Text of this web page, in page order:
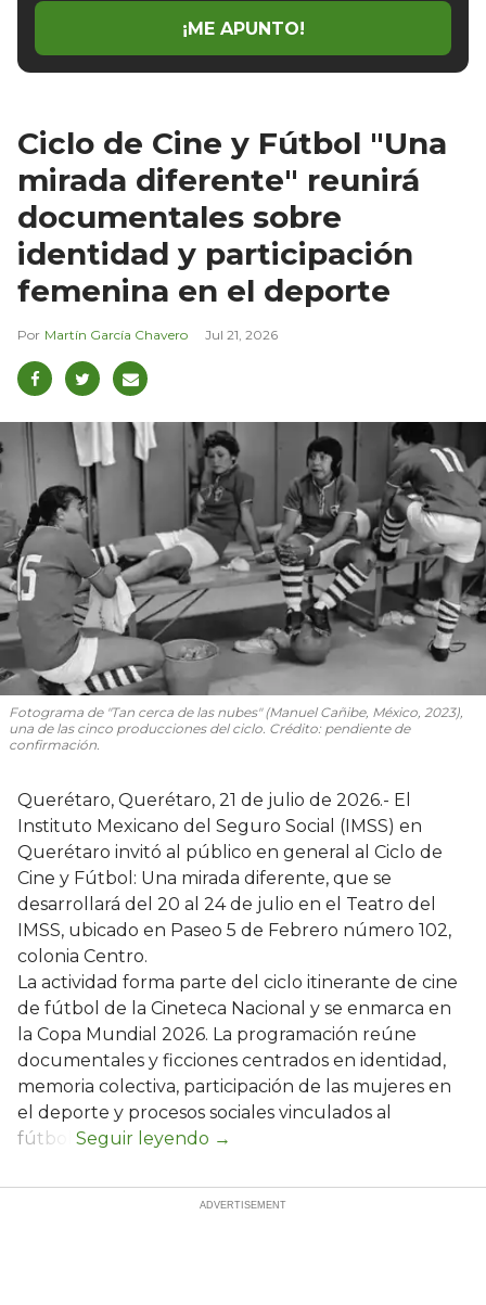
¡ME APUNTO!
Ciclo de Cine y Fútbol "Una
mirada diferente" reunirá
documentales sobre
identidad y participación
femenina en el deporte
Martín García Chavero Jul 21, 2026
Fotograma de "Tan cerca de las nubes" (Manuel Cañibe, México, 2023),
una de las cinco producciones del ciclo. Crédito: pendiente de
confirmación.
Querétaro, Querétaro, 21 de julio de 2026.- El
Instituto Mexicano del Seguro Social (IMSS) en
Querétaro invitó al público en general al Ciclo de
Cine y Fútbol: Una mirada diferente, que se
desarrollará del 20 al 24 de julio en el Teatro del
IMSS, ubicado en Paseo 5 de Febrero número 102,
colonia Centro.
La actividad forma parte del ciclo itinerante de cine
de fútbol de la Cineteca Nacional y se enmarca en
la Copa Mundial 2026. La programación reúne
documentales y ficciones centrados en identidad,
memoria colectiva, participación de las mujeres en
el deporte y procesos sociales vinculados al
fútbol.